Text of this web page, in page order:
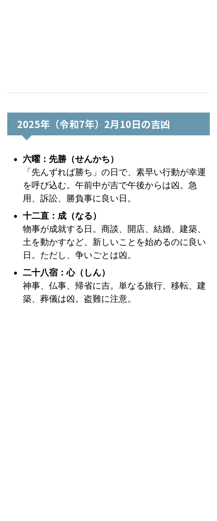
2025年（令和7年）2月10日の吉凶
六曜：先勝（せんかち）
「先んずれば勝ち」の日で、素早い行動が幸運
を呼び込む。午前中が吉で午後からは凶。急
用、訴訟、勝負事に良い日。
十二直：成（なる）
物事が成就する日。商談、開店、結婚、建築、
土を動かすなど、新しいことを始めるのに良い
日。ただし、争いごとは凶。
二十八宿：心（しん）
神事、仏事、帰省に吉。単なる旅行、移転、建
築、葬儀は凶。盗難に注意。